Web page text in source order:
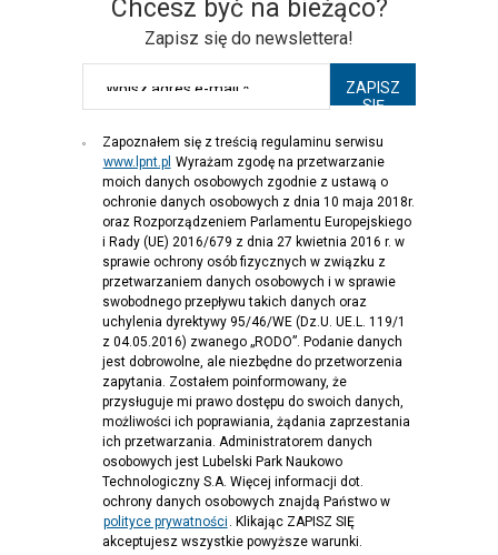
Chcesz być na bieżąco?
Zapisz się do newslettera!
Zapoznałem się z treścią regulaminu serwisu
www.lpnt.pl Wyrażam zgodę na przetwarzanie
moich danych osobowych zgodnie z ustawą o
ochronie danych osobowych z dnia 10 maja 2018r.
oraz Rozporządzeniem Parlamentu Europejskiego
i Rady (UE) 2016/679 z dnia 27 kwietnia 2016 r. w
sprawie ochrony osób fizycznych w związku z
przetwarzaniem danych osobowych i w sprawie
swobodnego przepływu takich danych oraz
uchylenia dyrektywy 95/46/WE (Dz.U. UE.L. 119/1
z 04.05.2016) zwanego „RODO”. Podanie danych
jest dobrowolne, ale niezbędne do przetworzenia
zapytania. Zostałem poinformowany, że
przysługuje mi prawo dostępu do swoich danych,
możliwości ich poprawiania, żądania zaprzestania
ich przetwarzania. Administratorem danych
osobowych jest Lubelski Park Naukowo
Technologiczny S.A. Więcej informacji dot.
ochrony danych osobowych znajdą Państwo w
polityce prywatności . Klikając ZAPISZ SIĘ
akceptujesz wszystkie powyższe warunki.